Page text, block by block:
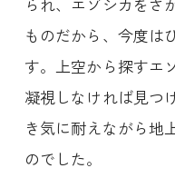
ものだから、今度は
す。上空から探すエ
凝視しなければ見つ
き気に耐えながら地
のでした。